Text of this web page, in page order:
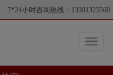
7*24小时咨询热线：13301325569